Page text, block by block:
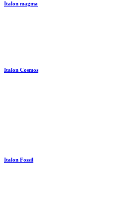
Italon magma
Italon Cosmos
Italon Fossil